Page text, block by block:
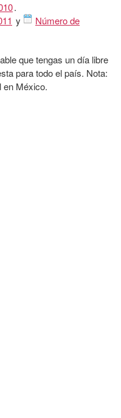
.
y
Número de
que tengas un día libre
para todo el país. Nota:
en México.